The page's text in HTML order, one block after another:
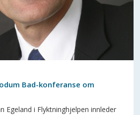
Bad-konferanse om
Egeland i Flyktninghjelpen innleder